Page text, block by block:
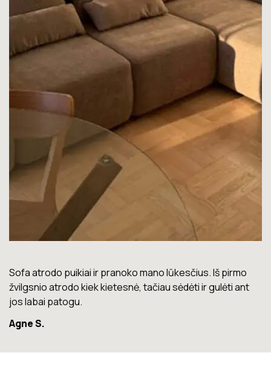
Lova labai gera. Šiuo metu neturiu jokių nusiskundimų.
Marius T.